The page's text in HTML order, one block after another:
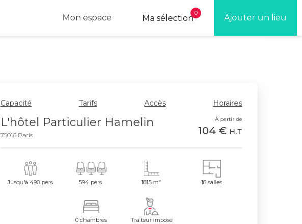
Ajouter un lieu
Ma sélection
0
Mon espace
Capacité Tarifs Accès Horaires
L'hôtel Particulier Hamelin
75016 Paris
À partir de
104 € H.T
Jusqu'à 490 pers. 594 pers. 1815 m² 18 salles
0 chambres Traiteur imposé